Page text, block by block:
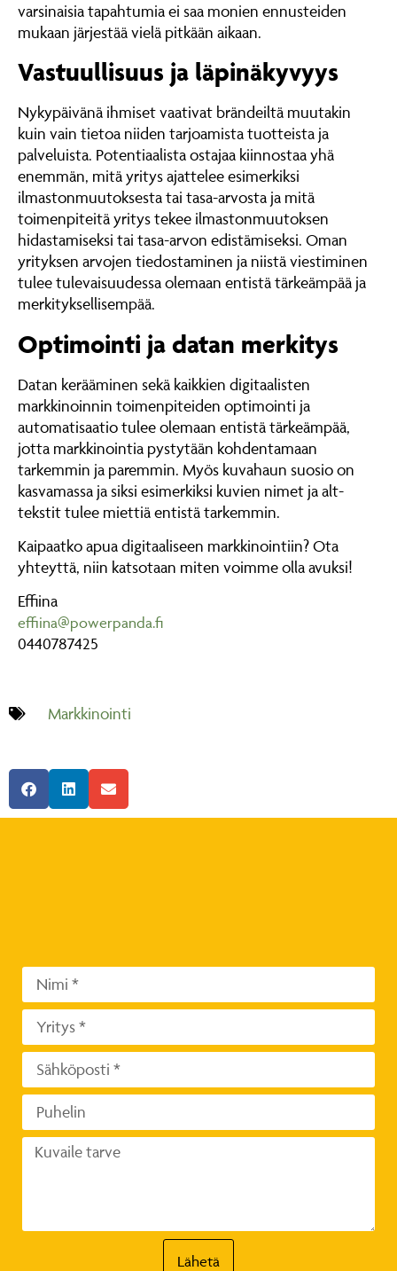
varsinaisia tapahtumia ei saa monien ennusteiden
mukaan järjestää vielä pitkään aikaan.
Vastuullisuus ja läpinäkyvyys
Nykypäivänä ihmiset vaativat brändeiltä muutakin
kuin vain tietoa niiden tarjoamista tuotteista ja
palveluista. Potentiaalista ostajaa kiinnostaa yhä
enemmän, mitä yritys ajattelee esimerkiksi
ilmastonmuutoksesta tai tasa-arvosta ja mitä
toimenpiteitä yritys tekee ilmastonmuutoksen
hidastamiseksi tai tasa-arvon edistämiseksi. Oman
yrityksen arvojen tiedostaminen ja niistä viestiminen
tulee tulevaisuudessa olemaan entistä tärkeämpää ja
merkityksellisempää.
Optimointi ja datan merkitys
Datan kerääminen sekä kaikkien digitaalisten
markkinoinnin toimenpiteiden optimointi ja
automatisaatio tulee olemaan entistä tärkeämpää,
jotta markkinointia pystytään kohdentamaan
tarkemmin ja paremmin. Myös kuvahaun suosio on
kasvamassa ja siksi esimerkiksi kuvien nimet ja alt-
tekstit tulee miettiä entistä tarkemmin.
Kaipaatko apua digitaaliseen markkinointiin? Ota
yhteyttä, niin katsotaan miten voimme olla avuksi!
Effiina
effiina@powerpanda.fi
0440787425
Markkinointi
Lähetä